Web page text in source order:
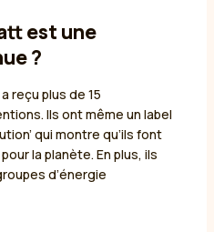
est une
?
reçu plus de 15
Ils ont même un label
qui montre qu’ils font
la planète. En plus, ils
d’énergie